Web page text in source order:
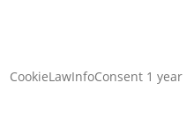
CookieLawInfoConsent 1 year